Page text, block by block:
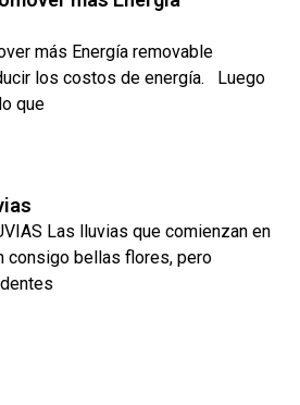
más Energía removable
los costos de energía. Luego
que
Las lluvias que comienzan en
consigo bellas flores, pero